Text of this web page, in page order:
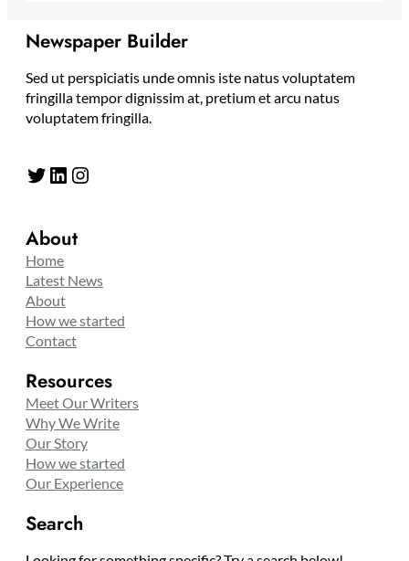
Newspaper Builder
Sed ut perspiciatis unde omnis iste natus voluptatem
fringilla tempor dignissim at, pretium et arcu natus
voluptatem fringilla.
Twitter LinkedIn Instagram
About
Home
Latest News
About
How we started
Contact
Resources
Meet Our Writers
Why We Write
Our Story
How we started
Our Experience
Search